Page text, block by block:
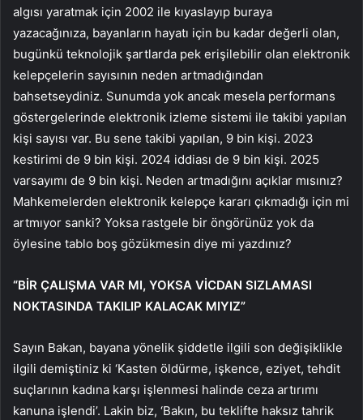
algısı yaratmak için 2002 ile kıyaslayıp buraya
yazacağınıza, bayanların hayatı için bu kadar değerli olan,
bugünkü teknolojik şartlarda pek erişilebilir olan elektronik
kelepçelerin sayısının neden artmadığından
bahsetseydiniz. Sunumda yok ancak mesela performans
göstergelerinde elektronik izleme sistemi ile takibi yapılan
kişi sayısı var. Bu sene takibi yapılan, 9 bin kişi. 2023
kestirimi de 9 bin kişi. 2024 iddiası de 9 bin kişi. 2025
varsayımı de 9 bin kişi. Neden artmadığını açıklar mısınız?
Mahkemelerden elektronik kelepçe kararı çıkmadığı için mi
artmıyor sanki? Yoksa rastgele bir öngörünüz yok da
öylesine tablo boş gözükmesin diye mi yazdınız?
“BİR ÇALIŞMA VAR MI, YOKSA VİCDAN SIZLAMASI
NOKTASINDA TAKILIP KALACAK MIYIZ”
Sayın Bakan, bayana yönelik şiddetle ilgili son değişiklikle
ilgili demiştiniz ki ‘Kasten öldürme, işkence, eziyet, tehdit
suçlarının kadına karşı işlenmesi halinde ceza artırımı
kanuna işlendi’. Lakin biz, ‘Bakın, bu teklifte haksız tahrik